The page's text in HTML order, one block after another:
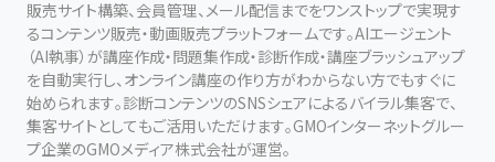
販売サイト構築、会員管理、メール配信までをワンストップで実現す
るコンテンツ販売・動画販売プラットフォームです。AIエージェント
（AI執事）が講座作成・問題集作成・診断作成・講座ブラッシュアップ
を自動実行し、オンライン講座の作り方がわからない方でもすぐに
始められます。診断コンテンツのSNSシェアによるバイラル集客で、
集客サイトとしてもご活用いただけます。GMOインターネットグルー
プ企業のGMOメディア株式会社が運営。